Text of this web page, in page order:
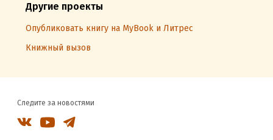
Другие проекты
Опубликовать книгу на MyBook и Литрес
Книжный вызов
Следите за новостями